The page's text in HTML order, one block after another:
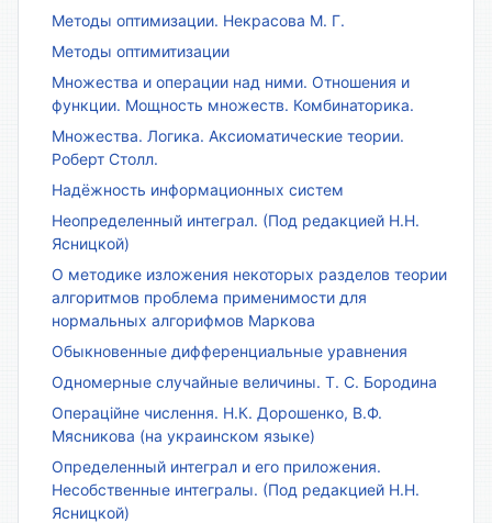
Методы оптимизации. Некрасова М. Г.
Методы оптимитизации
Множества и операции над ними. Отношения и
функции. Мощность множеств. Комбинаторика.
Множества. Логика. Аксиоматические теории.
Роберт Столл.
Надёжность информационных систем
Неопределенный интеграл. (Под редакцией Н.Н.
Ясницкой)
О методике изложения некоторых разделов теории
алгоритмов проблема применимости для
нормальных алгорифмов Маркова
Обыкновенные дифференциальные уравнения
Одномерные случайные величины. Т. С. Бородина
Операційне числення. Н.К. Дорошенко, В.Ф.
Мясникова (на украинском языке)
Определенный интеграл и его приложения.
Несобственные интегралы. (Под редакцией Н.Н.
Ясницкой)